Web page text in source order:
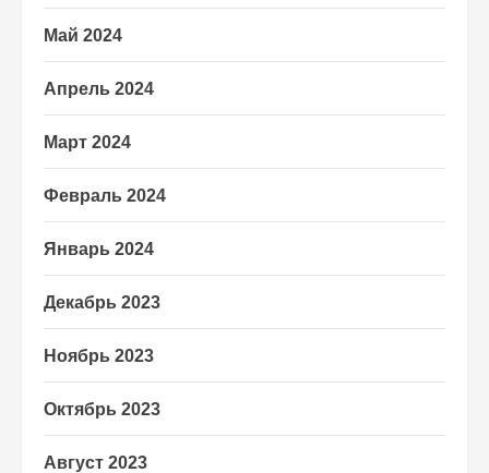
Май 2024
Апрель 2024
Март 2024
Февраль 2024
Январь 2024
Декабрь 2023
Ноябрь 2023
Октябрь 2023
Август 2023